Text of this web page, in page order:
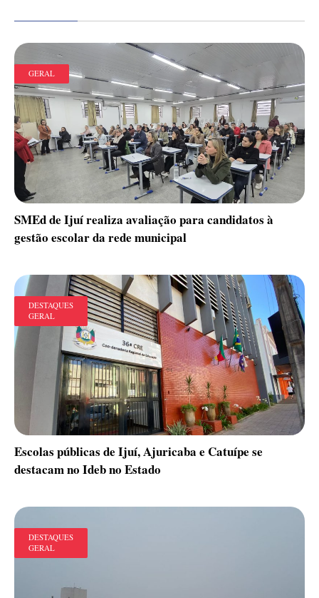
GERAL
SMEd de Ijuí realiza avaliação para candidatos à
gestão escolar da rede municipal
DESTAQUES
GERAL
Escolas públicas de Ijuí, Ajuricaba e Catuípe se
destacam no Ideb no Estado
DESTAQUES
GERAL